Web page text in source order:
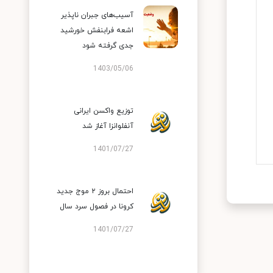
آسیب‌های جبران ناپذیر
اشعه فرابنفش خورشید
جدی گرفته شود
1403/05/06
توزیع واکسن ایرانی
آنفلوانزا آغاز شد
1401/07/27
احتمال بروز ۲ موج جدید
کرونا در فصول سرد سال
1401/07/27